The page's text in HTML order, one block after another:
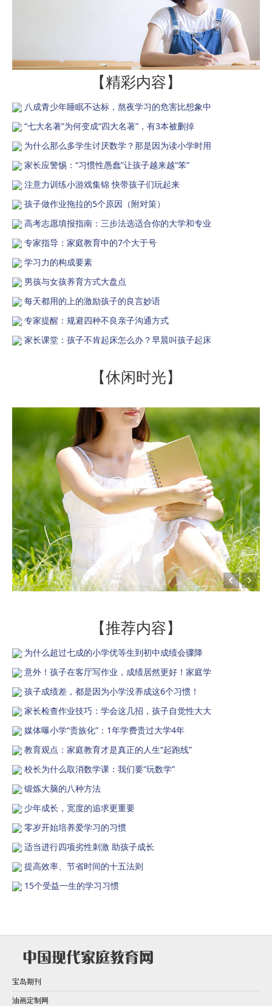
【精彩内容】
八成青少年睡眠不达标，熬夜学习的危害比想象中
“七大名著”为何变成“四大名著”，有3本被删掉
为什么那么多学生讨厌数学？那是因为读小学时用
家长应警惕：“习惯性愚蠢”让孩子越来越“笨”
注意力训练小游戏集锦 快带孩子们玩起来
孩子做作业拖拉的5个原因（附对策）
高考志愿填报指南：三步法选适合你的大学和专业
专家指导：家庭教育中的7个大于号
学习力的构成要素
男孩与女孩养育方式大盘点
每天都用的上的激励孩子的良言妙语
专家提醒：规避四种不良亲子沟通方式
家长课堂：孩子不肯起床怎么办？早晨叫孩子起床
【休闲时光】
【推荐内容】
为什么超过七成的小学优等生到初中成绩会骤降
意外！孩子在客厅写作业，成绩居然更好！家庭学
孩子成绩差，都是因为小学没养成这6个习惯！
家长检查作业技巧：学会这几招，孩子自觉性大大
媒体曝小学“贵族化”：1年学费贵过大学4年
教育观点：家庭教育才是真正的人生“起跑线”
校长为什么取消数学课：我们要“玩数学”
锻炼大脑的八种方法
少年成长，宽度的追求更重要
零岁开始培养爱学习的习惯
适当进行四项劣性刺激 助孩子成长
提高效率、节省时间的十五法则
15个受益一生的学习习惯
宝岛期刊
油画定制网